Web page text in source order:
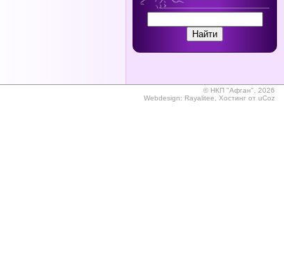
©НКП "Афган", 2026
Webdesign: Rayalitee Хостинг от uCoz